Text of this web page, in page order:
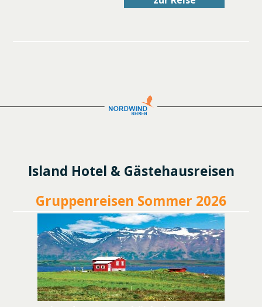
Island Hotel & Gästehausreisen
Gruppenreisen Sommer 2026